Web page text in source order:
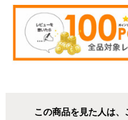
この商品を見た人は、